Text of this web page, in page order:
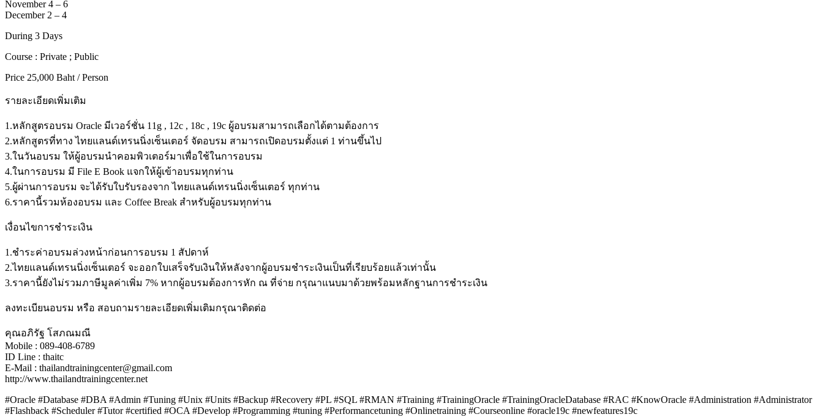
November 4 – 6
December 2 – 4
During 3 Days
Course : Private ; Public
Price 25,000 Baht / Person
รายละเอียดเพิ่มเติม
1.หลักสูตรอบรม Oracle มีเวอร์ชั่น 11g , 12c , 18c , 19c ผู้อบรมสามารถเลือกได้ตามต้องการ
2.หลักสูตรที่ทาง ไทยแลนด์เทรนนิ่งเซ็นเตอร์ จัดอบรม สามารถเปิดอบรมตั้งแต่ 1 ท่านขึ้นไป
3.ในวันอบรม ให้ผู้อบรมนำคอมพิวเตอร์มาเพื่อใช้ในการอบรม
4.ในการอบรม มี File E Book แจกให้ผู้เข้าอบรมทุกท่าน
5.ผู้ผ่านการอบรม จะได้รับใบรับรองจาก ไทยแลนด์เทรนนิ่งเซ็นเตอร์ ทุกท่าน
6.ราคานี้รวมห้องอบรม และ Coffee Break สำหรับผู้อบรมทุกท่าน
เงื่อนไขการชำระเงิน
1.ชำระค่าอบรมล่วงหน้าก่อนการอบรม 1 สัปดาห์
2.ไทยแลนด์เทรนนิ่งเซ็นเตอร์ จะออกใบเสร็จรับเงินให้หลังจากผู้อบรมชำระเงินเป็นที่เรียบร้อยแล้วเท่านั้น
3.ราคานี้ยังไม่รวมภาษีมูลค่าเพิ่ม 7% หากผู้อบรมต้องการหัก ณ ที่จ่าย กรุณาแนบมาด้วยพร้อมหลักฐานการชำระเงิน
ลงทะเบียนอบรม หรือ สอบถามรายละเอียดเพิ่มเติมกรุณาติดต่อ
คุณอภิรัฐ โสภณมณี
Mobile : 089-408-6789
ID Line : thaitc
E-Mail : thailandtrainingcenter@gmail.com
http://www.thailandtrainingcenter.net
#Oracle #Database #DBA #Admin #Tuning #Unix #Units #Backup #Recovery #PL #SQL #RMAN #Training #TrainingOracle #TrainingOracleDatabase #RAC #KnowOracle #Administration #Administrator
#Flashback #Scheduler #Tutor #certified #OCA #Develop #Programming #tuning #Performancetuning #Onlinetraining #Courseonline #oracle19c #newfeatures19c